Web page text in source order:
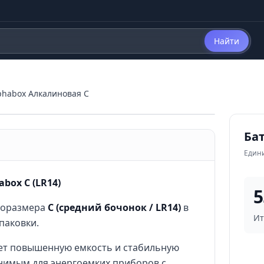
Найти
Алкалиновая C
C (LR14)
C (средний бочонок / LR14) в
повышенную емкость и стабильную